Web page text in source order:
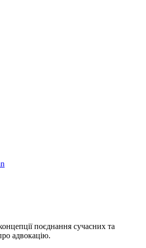
поєднання сучасних та
адвокацію.